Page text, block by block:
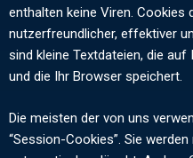
enthalten keine Viren. Cookies
nutzerfreundlicher, effektiver
sind kleine Textdateien, die
und die Ihr Browser speichert.
Die meisten der von uns
“Session-Cookies”. Sie